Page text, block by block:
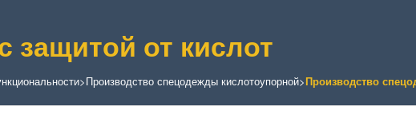
от кислот
>Производство спецодежды кислотоупорной>Производство